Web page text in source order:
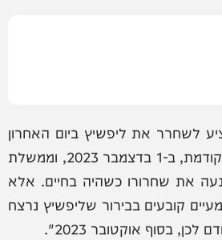
לשחרר את ליפשיץ ביום האחרון
של עסקת החטופים הקודמת, ב-1 בדצמבר 2023, וממשלת
את שחרורו כשהיה בחיים. אלא
קובעים בבירור שליפשיץ נרצח
בסוף אוקטובר 2023".